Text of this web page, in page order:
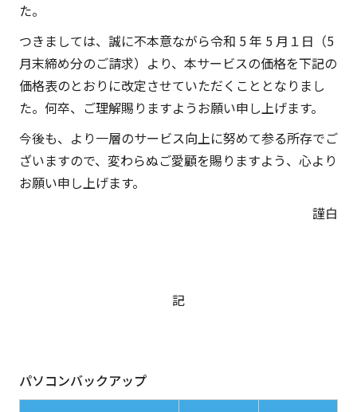
た。
つきましては、誠に不本意ながら令和 5 年 5 月１日（5
月末締め分のご請求）より、本サービスの価格を下記の
価格表のとおりに改定させていただくこととなりまし
た。何卒、ご理解賜りますようお願い申し上げます。
今後も、より一層のサービス向上に努めて参る所存でご
ざいますので、変わらぬご愛顧を賜りますよう、心より
お願い申し上げます。
謹白
記
パソコンバックアップ